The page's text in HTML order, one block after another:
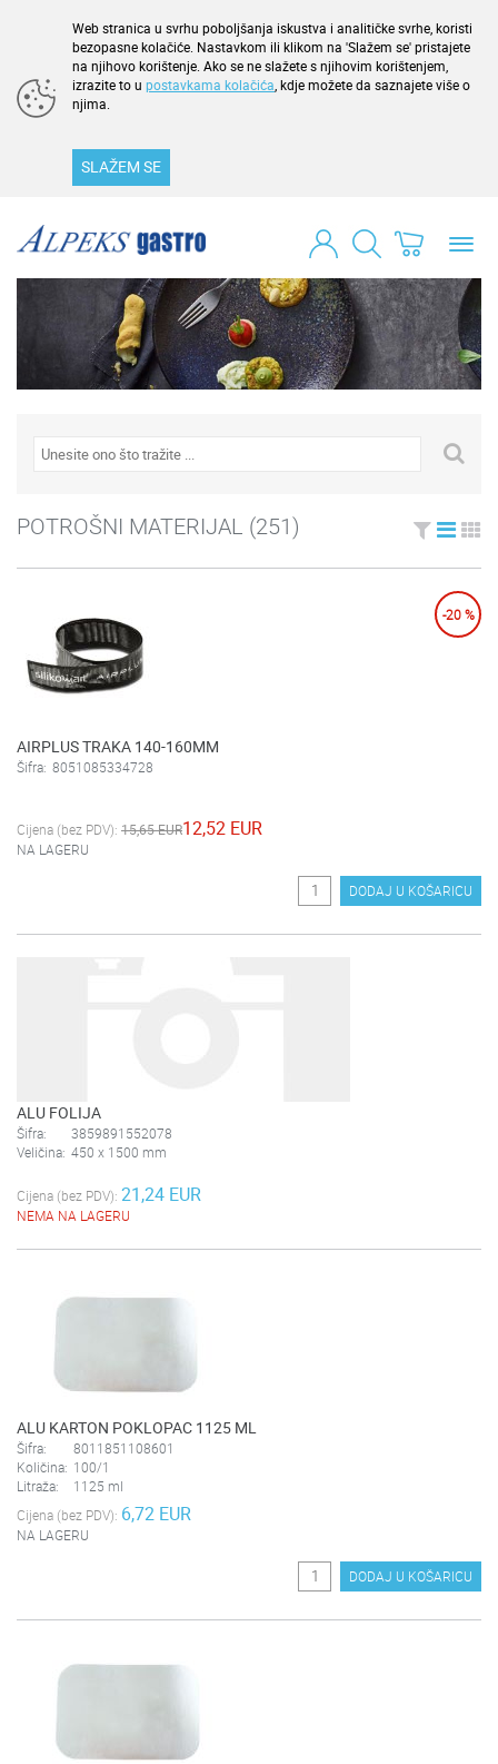
Web stranica u svrhu poboljšanja iskustva i analitičke svrhe, koristi
bezopasne kolačiće. Nastavkom ili klikom na 'Slažem se' pristajete
na njihovo korištenje. Ako se ne slažete s njihovim korištenjem,
izrazite to u postavkama kolačića , kdje možete da saznajete više o
njima.
SLAŽEM SE
POTROŠNI MATERIJAL (251)
-20 %
AIRPLUS TRAKA 140-160MM
Šifra: 8051085334728
Cijena (bez PDV): 15,65 EUR12,52 EUR
NA LAGERU
DODAJ U KOŠARICU
ALU FOLIJA
Šifra:
3859891552078
Veličina: 450 x 1500 mm
Cijena (bez PDV): 21,24 EUR
NEMA NA LAGERU
ALU KARTON POKLOPAC 1125 ML
Šifra:
8011851108601
Količina: 100/1
Litraža:
1125 ml
Cijena (bez PDV): 6,72 EUR
NA LAGERU
DODAJ U KOŠARICU